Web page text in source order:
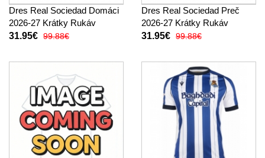
Dres Real Sociedad Domáci
2026-27 Krátky Rukáv
31.95€ 99.88€
Dres Real Sociedad Preč
2026-27 Krátky Rukáv
31.95€ 99.88€